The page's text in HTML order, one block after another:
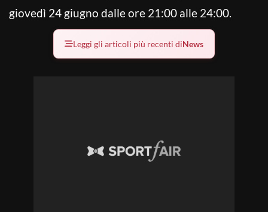
giovedì 24 giugno dalle ore 21:00 alle 24:00.
Leggi gli articoli più recenti diNews